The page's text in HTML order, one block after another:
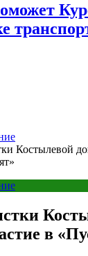
Костылевой
в